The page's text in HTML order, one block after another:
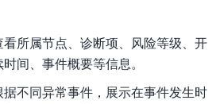
看所属节点、诊断项、风险等级、开
间、事件概要等信息。
据不同异常事件，展示在事件发生时